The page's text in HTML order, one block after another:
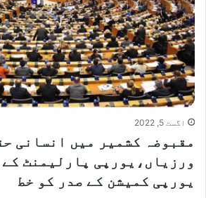
اگست 5, 2022
مقبوضہ کشمیر میں انسانی
ورزیاں،یورپی پارلیمنٹ کے
یورپی کمیشن کے صدر کو خط